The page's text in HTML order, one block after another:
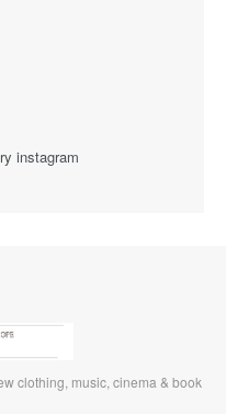
instagram
clothing, music, cinema & book